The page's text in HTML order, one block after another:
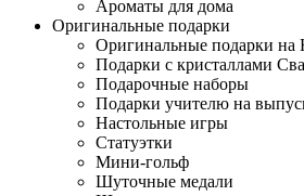
Ароматы для дома
Оригинальные подарки
Оригинальные подарки на
Подарки с кристаллами
Подарочные наборы
Подарки учителю на
Настольные игры
Статуэтки
Мини-гольф
Шуточные медали